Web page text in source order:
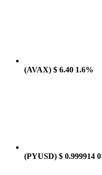
(AVAX) $ 6.40 1.6%
(PYUSD) $ 0.999914